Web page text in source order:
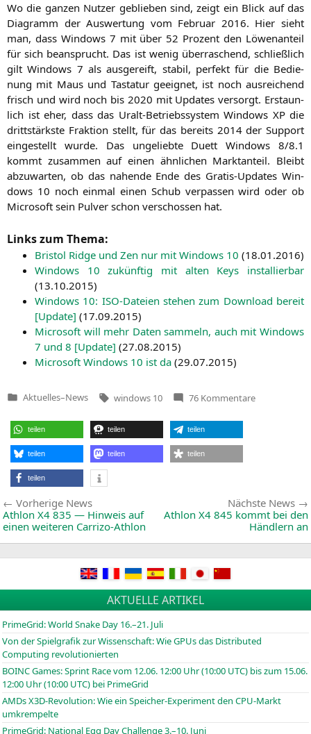
Wo die gan­zen Nut­zer geblie­ben sind, zeigt ein Blick auf das
Dia­gramm der Aus­wer­tung vom Febru­ar 2016. Hier sieht
man, dass Win­dows 7 mit über 52 Pro­zent den Löwen­an­teil
für sich bean­sprucht. Das ist wenig über­ra­schend, schließ­lich
gilt Win­dows 7 als aus­ge­reift, sta­bil, per­fekt für die Bedie­
nung mit Maus und Tas­ta­tur geeig­net, ist noch aus­rei­chend
frisch und wird noch bis 2020 mit Updates ver­sorgt. Erstaun­
lich ist eher, dass das Uralt-Betriebs­sys­tem Win­dows XPdie
dritt­stärks­te Frak­ti­on stellt, für das bereits 2014 der Sup­port
ein­ge­stellt wur­de. Das unge­lieb­te Duett Win­dows 8/8.1
kommt zusam­men auf einen ähn­li­chen Markt­an­teil. Bleibt
abzu­war­ten, ob das nahen­de Ende des Gra­tis-Updates Win­
dows 10 noch ein­mal einen Schub ver­pas­sen wird oder ob
Micro­soft sein Pul­ver schon ver­schos­sen hat.
Links zum Thema:
Bris­tol Ridge und Zen nur mit Win­dows 10 (18.01.2016)
Win­dows 10 zukünf­tig mit alten Keys instal­lier­bar
(13.10.2015)
Win­dows 10: ISO-Datei­en ste­hen zum Down­load bereit
[Update] (17.09.2015)
Micro­soft will mehr Daten sam­meln, auch mit Win­dows
7 und 8 [Update] (27.08.2015)
Micro­soft Win­dows 10 ist da (29.07.2015)
Veröffentlicht
Aktuelles–News Tags:
windows 10 76 Kommentarezu
Windows
teilen teilen teilen
teilen teilen teilen
teilen
Beitragsnavigation
Vorherige NewsVorherige
News:
Athlon X4 835 — Hinweis auf
einen weiteren Carrizo-Athlon
Nächste News
Athlon X4 845 kommt bei den
Händlern an
AKTUELLE ARTIKEL
PrimeGrid: World Snake Day 16.–21. Juli
Von der Spielgrafik zur Wissenschaft: Wie GPUs das Distributed
Computing revolutionierten
BOINCGames: Sprint Race vom 12.06. 12:00 Uhr (10:00 UTC) bis zum 15.06.
12:00 Uhr (10:00 UTC) bei PrimeGrid
AMDs X3D-Revolution: Wie ein Speicher-Experiment den CPU-Markt
umkrempelte
PrimeGrid: National Egg Day Challenge 3.–10. Juni